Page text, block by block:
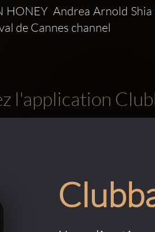
Andrea Arnold Shia
de Cannes channel
l'application